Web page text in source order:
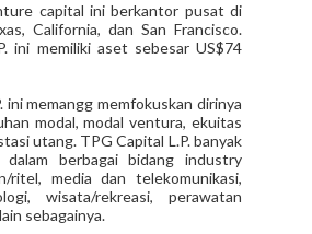
capital ini berkantor pusat di
California, dan San Francisco.
ini memiliki aset sebesar US$74
ini memangg memfokuskan dirinya
modal, modal ventura, ekuitas
utang. TPG Capital L.P. banyak
berbagai bidang industry
ritel, media dan telekomunikasi,
wisata/rekreasi, perawatan
sebagainya.